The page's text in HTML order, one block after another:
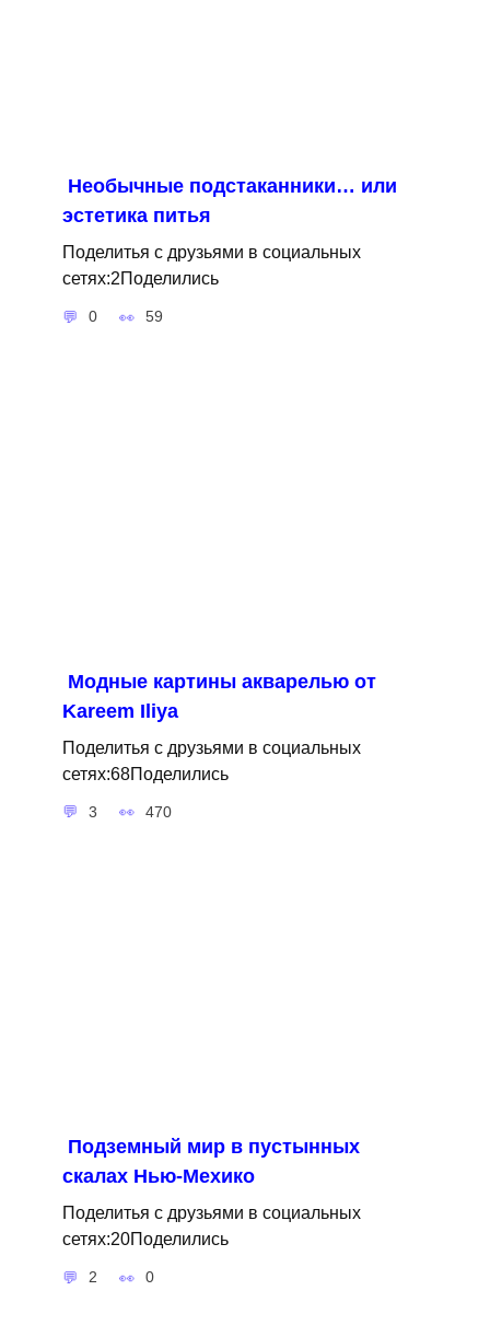
Необычные подстаканники… или
эстетика питья
Поделитья с друзьями в социальных
сетях:2Поделились
0 59
Модные картины акварелью от
Kareem Iliya
Поделитья с друзьями в социальных
сетях:68Поделились
3 470
Подземный мир в пустынных
скалах Нью-Мехико
Поделитья с друзьями в социальных
сетях:20Поделились
2 0